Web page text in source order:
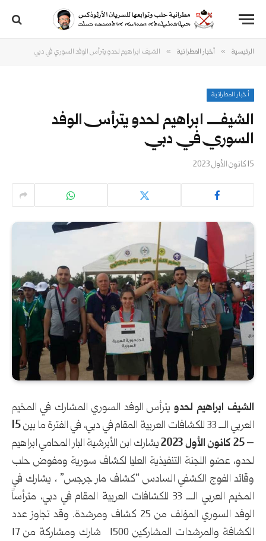
الرئيسية » أخبار المطرانية » الشيف ابراهيم لحدو يترأس الوفد السوري في دبي
أخبار المطرانية
الشيف ابراهيم لحدو يترأس الوفد
السوري في دبي
15 كانون الأول 2023
الشيف ابراهيم لحدويترأس الوفد السوري المشارك في المخيم
العربي الـــ 33 للكشافات العربية المقام في دبي، في الفترة ما بين
15
– 25 كانون الأول 2023
يشارك ابن الأبرشية البار المحامي ابراهيم
لحدو، عضو اللجنة التنفيذية العليا لكشاف سورية ومفوض حلب
وقائد الفوج الكشفي السادس “كشاف مار جرجس” ، يشارك في
المخيم العربي الــــ 33 للكشافات العربية المقام في دبي، مترأساً
الوفد السوري المؤلف من 25 كشاف ومرشدة. وقد تجاوز عدد
الكشافة والمرشدات المشاركين 1500 شارك ومشاركة من 17